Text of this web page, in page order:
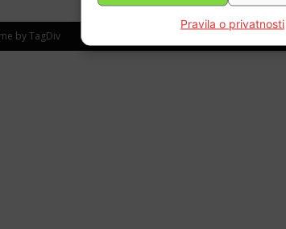
Pravila o privatnosti
by TagDiv